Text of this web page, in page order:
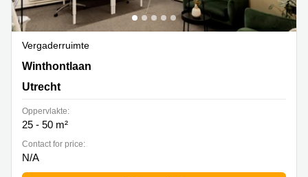
Vergaderruimte
Winthontlaan 200, Utrecht
Winthontlaan
Utrecht
Oppervlakte:
25 - 50 m²
Contact for price:
N/A